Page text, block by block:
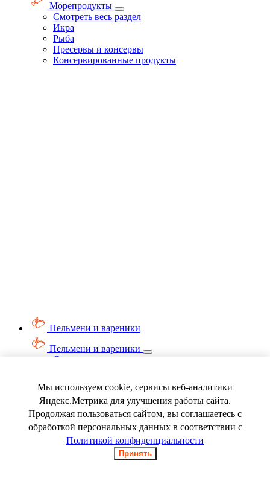
Морепродукты
Смотреть весь раздел
Икра
Рыба
Пресервы и консервы
Консервированные продукты
Пельмени и вареники
Пельмени и вареники
Смотреть весь раздел
Ягода замороженная
Мы используем cookie, сервисы веб-аналитики
Яндекс.Метрика для улучшения работы сайта.
Продолжая пользоваться сайтом, вы соглашаетесь с
обработкой персональных данных в соответствии с
Политикой конфиденциальности
Принять